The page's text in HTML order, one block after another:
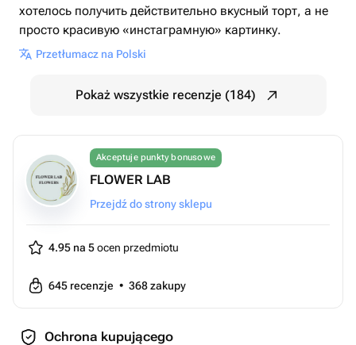
хотелось получить действительно вкусный торт, а не
просто красивую «инстаграмную» картинку.
Przetłumacz na Polski
Pokaż wszystkie recenzje (184)
Akceptuje punkty bonusowe
FLOWER LAB
Przejdź do strony sklepu
4.95 na 5ocen przedmiotu
645 recenzje • 368zakupy
Ochrona kupującego